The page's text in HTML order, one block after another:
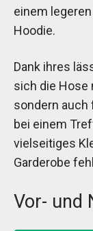
einem
Hoodie.
Dank ihres
sich die Hose
sondern auch
bei einem
vielseitiges
Garderobe
Vor- und